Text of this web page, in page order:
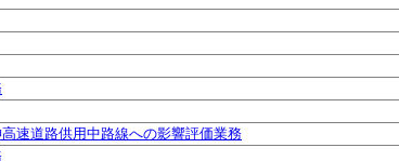
速道路供用中路線への影響評価業務